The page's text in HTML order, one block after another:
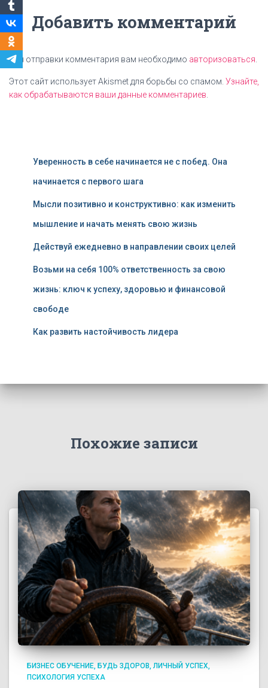
Добавить комментарий
Для отправки комментария вам необходимо авторизоваться
Этот сайт использует Akismet для борьбы со спамом. Узнайте,
как обрабатываются ваши данные комментариев
Уверенность в себе начинается не с побед. Она
начинается с первого шага
Мысли позитивно и конструктивно: как изменить
мышление и начать менять свою жизнь
Действуй ежедневно в направлении своих целей
Возьми на себя 100% ответственность за свою
жизнь: ключ к успеху, здоровью и финансовой
свободе
Как развить настойчивость лидера
Похожие записи
БИЗНЕС ОБУЧЕНИЕ БУДЬ ЗДОРОВ ЛИЧНЫЙ УСПЕХ
ПСИХОЛОГИЯ УСПЕХА